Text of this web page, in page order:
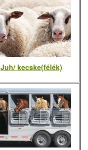
Juh/ kecske(félék)